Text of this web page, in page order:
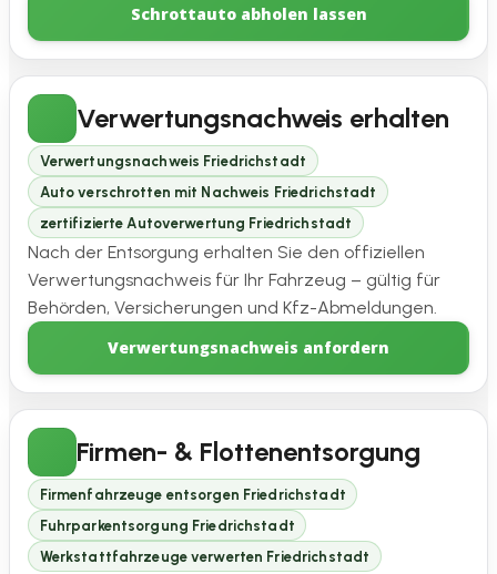
Schrottauto abholen lassen
Verwertungsnachweis erhalten
Verwertungsnachweis Friedrichstadt
Auto verschrotten mit Nachweis Friedrichstadt
zertifizierte Autoverwertung Friedrichstadt
Nach der Entsorgung erhalten Sie den offiziellen
Verwertungsnachweis für Ihr Fahrzeug – gültig für
Behörden, Versicherungen und Kfz-Abmeldungen.
Verwertungsnachweis anfordern
Firmen- & Flottenentsorgung
Firmenfahrzeuge entsorgen Friedrichstadt
Fuhrparkentsorgung Friedrichstadt
Werkstattfahrzeuge verwerten Friedrichstadt